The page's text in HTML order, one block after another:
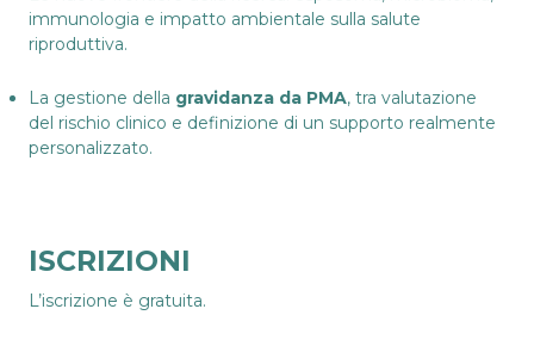
immunologia e impatto ambientale sulla salute
riproduttiva.
La gestione della gravidanza da PMA, tra valutazione
del rischio clinico e definizione di un supporto realmente
personalizzato.
ISCRIZIONI
L’iscrizione è gratuita.